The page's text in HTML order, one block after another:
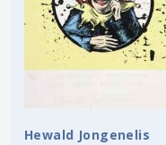
Hewald Jongenelis